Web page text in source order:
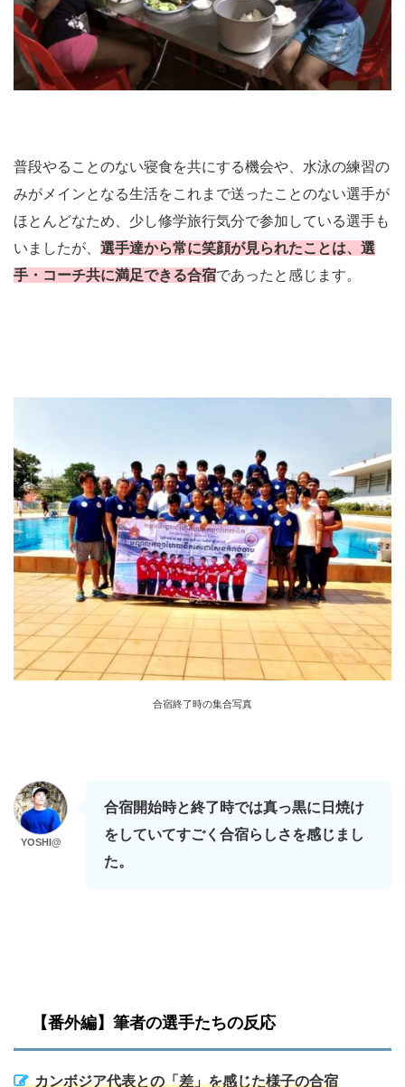
普段やることのない寝食を共にする機会や、水泳の練習の
みがメインとなる生活をこれまで送ったことのない選手が
ほとんどなため、少し修学旅行気分で参加している選手も
いましたが、 選手達から常に笑顔が見られたことは、選
手・コーチ共に満足できる合宿であったと感じます。
合宿終了時の集合写真
YOSHI@
合宿開始時と終了時では真っ黒に日焼け
をしていてすごく合宿らしさを感じまし
た。
【番外編】筆者の選手たちの反応
カンボジア代表との「差」を感じた様子の合宿